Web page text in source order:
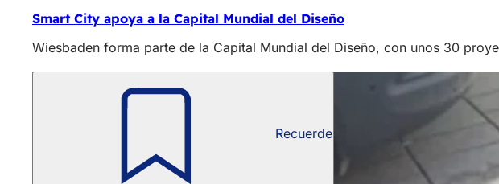
Smart City apoya a la Capital Mundial del Diseño
Wiesbaden forma parte de la Capital Mundial del Diseño, con unos 30
Recuerde